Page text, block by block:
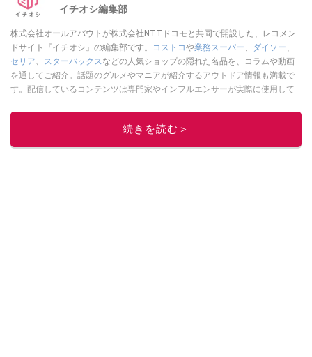
イチオシ編集部
株式会社オールアバウトが株式会社NTTドコモと共同で開設した、レコメン
ドサイト『イチオシ』の編集部です。
コストコや業務スーパー、 ダイソー、
セリア、 スターバックスなどの人気ショップの隠れた名品を、コラムや動画
を通してご紹介。話題のグルメやマニアが紹介するアウトドア情報も満載で
す。配信しているコンテンツは専門家やインフルエンサーが実際に使用して
ニュースでフォロー
続きを読む＞